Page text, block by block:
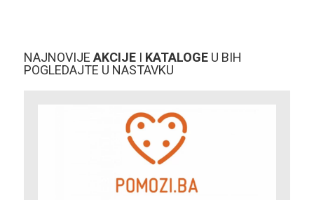
NAJNOVIJE AKCIJEI KATALOGEU BIH
POGLEDAJTE U NASTAVKU